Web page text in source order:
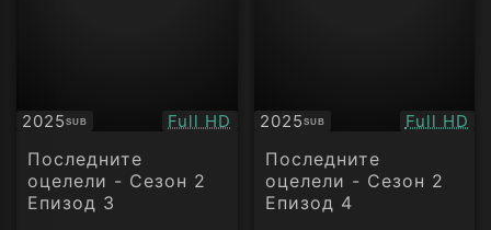
2025SUB
Субтитри Качество:
Full HD
Последните
оцелели - Сезон 2
Епизод 3
2025SUB
Субтитри Full HD
Последните
оцелели - Сезон 2
Епизод 4